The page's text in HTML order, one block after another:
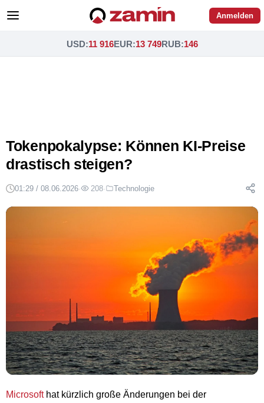
Anmelden
USD:11 916EUR:13 749RUB:146
Tokenpokalypse: Können KI-Preise
drastisch steigen?
01:29 / 08.06.2026· 208· Technologie
Microsofthat kürzlich große Änderungen bei der